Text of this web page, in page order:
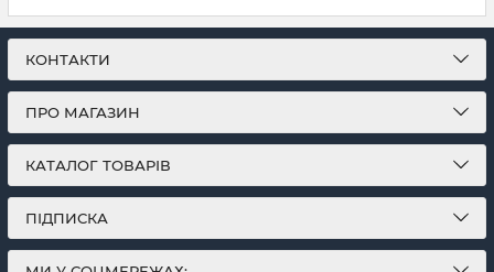
КОНТАКТИ
ПРО МАГАЗИН
КАТАЛОГ ТОВАРІВ
ПІДПИСКА